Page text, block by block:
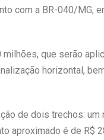
com a BR-040/MG,
que serão
horizontal,
de dois trechos: um
aproximado é de R$